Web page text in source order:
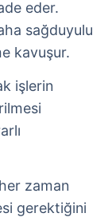
eder.
sağduyulu
kavuşur.
işlerin
zaman
gerektiğini